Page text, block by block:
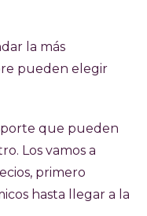
la más
pueden elegir
que pueden
Los vamos a
primero
hasta llegar a la